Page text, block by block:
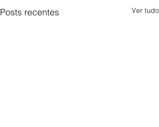
Posts recentes Ver tudo